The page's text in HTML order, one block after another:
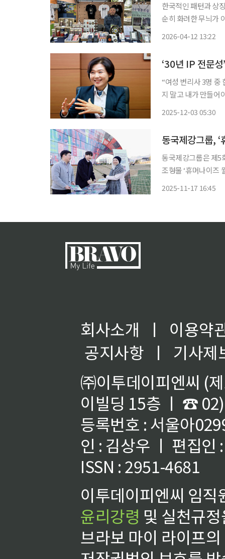
한국적인 패턴과 상징
순히 화려한 무늬가
2026-04-12 13:22
“여성 변리사 3명 중
지 말고 내가 만들어
2025-12-03 05:30
동국제강그룹, ‘
동국제강그룹은 제5
조형물 ‘휴머나이즈
2025-11-17 16:45
회사소개 ㅣ
이용약
공지사항
ㅣ
기사제
㈜이투데이피엔씨 (
이빌딩 15층 ㅣ ☎
등록번호 : 서울아
인 : 김상우 ㅣ 편집인
ISSN : 2951-4681
이투데이피엔씨 임
윤리강령 및 실천규
브라보 마이 라이프